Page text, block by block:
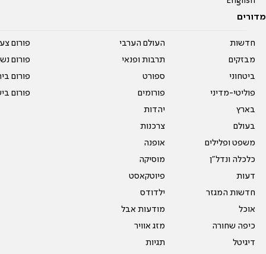
מדורים
חדשות
מבזקים
ביטחוני
פוליטי-מדיני
בארץ
בעולם
משפט ופלילים
כלכלה ונדל"ן
דעות
חדשות המגזר
אוכל
כיפה שחורה
דיגיטל
העולם הערבי
תרבות ופנאי
ספורט
פורומים
יהדות
צרכנות
אופנה
מוסיקה
פיוטקאסט
ילדודס
מודעות אבל
מזג אוויר
תגיות
פורום
פורום
פורום
פורום